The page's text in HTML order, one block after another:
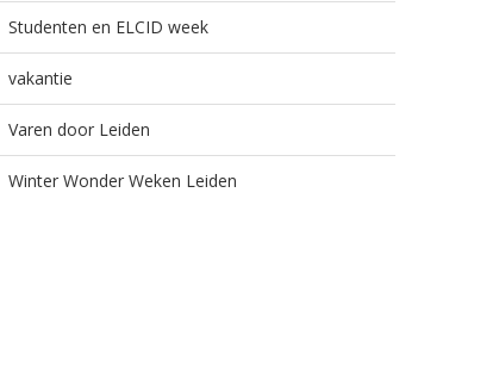
Studenten en ELCID week
vakantie
Varen door Leiden
Winter Wonder Weken Leiden